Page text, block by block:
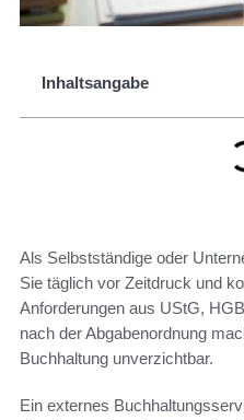
Inhaltsangabe
Als Selbstständige oder
Sie täglich vor Zeitdruck und
Anforderungen aus UStG,
nach der Abgabenordnung
Buchhaltung unverzichtbar.
Ein externes